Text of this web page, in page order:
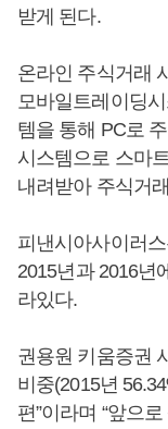
받게 된다.
온라인 주식거래
모바일트레이딩
템을 통해 PC로
시스템으로 스마
내려받아 주식거
피낸시아사이러
2015년과 2016년
라있다.
권용원 키움증권
비중(2015년
편”이라며 “앞으